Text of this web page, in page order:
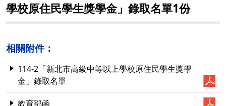
學校原住民學生獎學金」錄取名單1份
相關附件：
114-2「新北市高級中等以上學校原住民學生獎學
金」錄取名單
教育部函